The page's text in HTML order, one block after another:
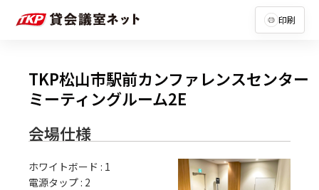
印刷
TKP松山市駅前カンファレンスセンター
ミーティングルーム2E
会場仕様
ホワイトボード : 1
電源タップ : 2